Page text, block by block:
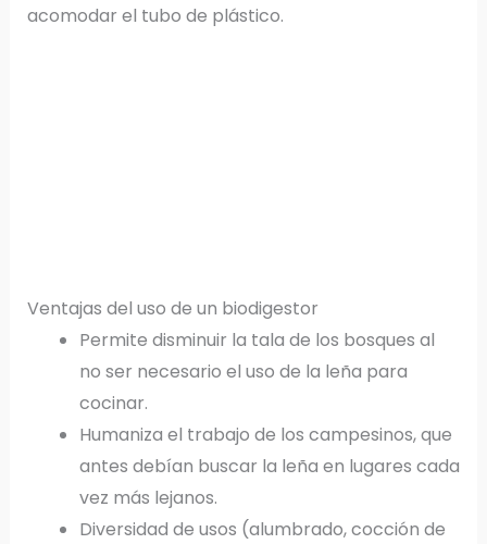
acomodar el tubo de plástico.
Ventajas del uso de un biodigestor
Permite disminuir la tala de los bosques al
no ser necesario el uso de la leña para
cocinar.
Humaniza el trabajo de los campesinos, que
antes debían buscar la leña en lugares cada
vez más lejanos.
Diversidad de usos (alumbrado, cocción de